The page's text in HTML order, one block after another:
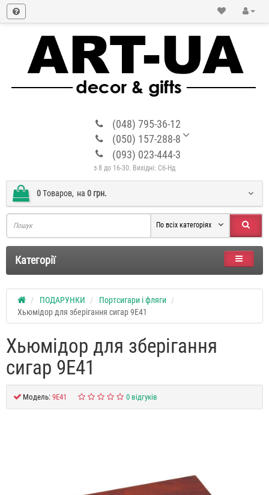
(048) 795-36-12
(050) 157-288-8
(093) 023-444-3
з 8 до 16-30. Вихідні: Сб-Нд
0Tоваров, на 0 грн.
По всіх категоріях
Категорії
ПОДАРУНКИ
Портсигари і фляги
Хьюмідор для зберігання сигар 9E41
Хьюмідор для зберігання
сигар 9E41
Модель: 9E41 0 відгуків